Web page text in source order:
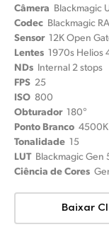
Câmera Blackmagic
Codec Blackmagic
Sensor 12K Open
Lentes 1970s Helios
NDs Internal 2 stops
FPS 25
ISO 800
Obturador 180°
Ponto Branco 4500K
Tonalidade 15
LUT Blackmagic Gen
Ciência de Cores
Baixar